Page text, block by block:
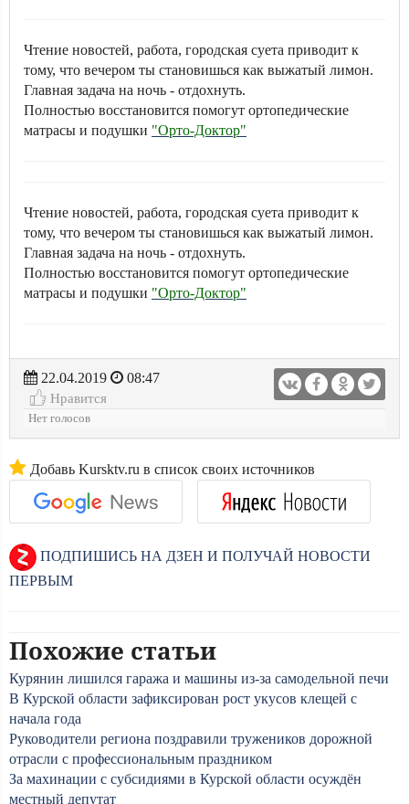
Чтение новостей, работа, городская суета приводит к
тому, что вечером ты становишься как выжатый лимон.
Главная задача на ночь - отдохнуть.
Полностью восстановится помогут ортопедические
матрасы и подушки "Орто-Доктор"
Чтение новостей, работа, городская суета приводит к
тому, что вечером ты становишься как выжатый лимон.
Главная задача на ночь - отдохнуть.
Полностью восстановится помогут ортопедические
матрасы и подушки "Орто-Доктор"
22.04.2019
08:47
Нравится
Нет голосов
Добавь Kursktv.ru в список своих источников
ПОДПИШИСЬ НА ДЗЕН И ПОЛУЧАЙ НОВОСТИ
ПЕРВЫМ
Похожие статьи
Курянин лишился гаража и машины из-за самодельной печи
В Курской области зафиксирован рост укусов клещей с
начала года
Руководители региона поздравили тружеников дорожной
отрасли с профессиональным праздником
За махинации с субсидиями в Курской области осуждён
местный депутат